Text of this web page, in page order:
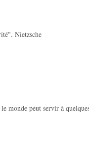
Nietzsche
monde peut servir à